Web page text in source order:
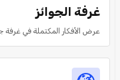
غرفة الجوائز
عرض الأفكار المكتملة في